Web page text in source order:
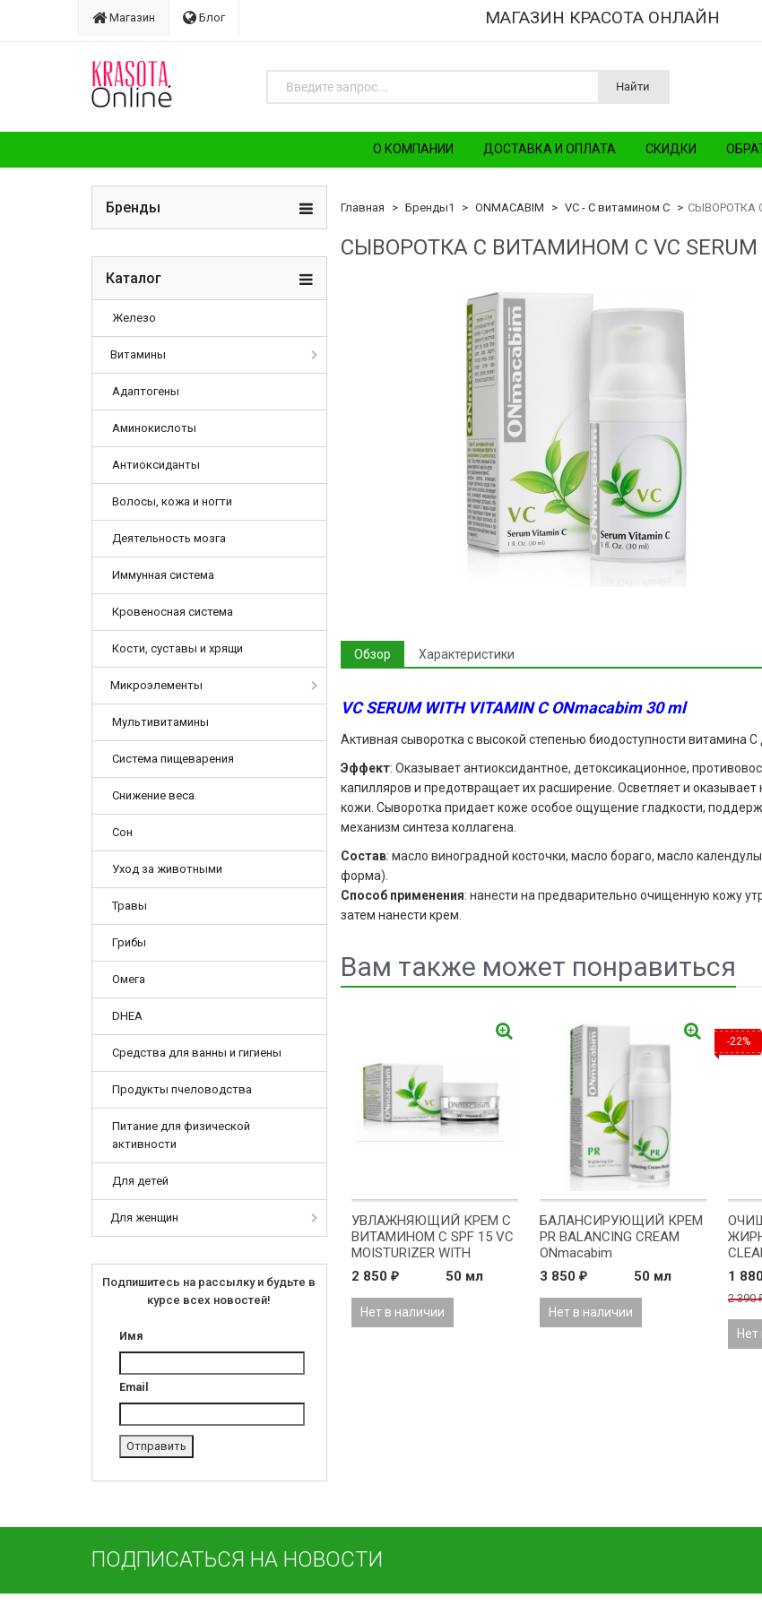
Магазин Блог МАГАЗИН КРАСОТА ОНЛАЙН
Найти
О КОМПАНИИ ДОСТАВКА И ОПЛАТА СКИДКИ
Бренды
Каталог
Железо
Витамины
Адаптогены
Аминокислоты
Антиоксиданты
Волосы, кожа и ногти
Деятельность мозга
Иммунная система
Кровеносная система
Кости, суставы и хрящи
Микроэлементы
Мультивитамины
Система пищеварения
Снижение веса
Сон
Уход за животными
Травы
Грибы
Омега
DHEA
Средства для ванны и гигиены
Продукты пчеловодства
Питание для физической
активности
Для детей
Для женщин
Подпишитесь на рассылку и будьте в
курсе всех новостей!
Имя
Email
Главная Бренды1 ONMACABIM VC - С витамином С СЫВОРОТКА С
СЫВОРОТКА С ВИТАМИНОМ C VC SERUM
Обзор Характеристики
VC SERUM WITH VITAMIN C ONmacabim 30 ml
Активная сыворотка с высокой степенью биодоступности витамина С
Эффект: Оказывает антиоксидантное, детоксикационное,
капилляров и предотвращает их расширение. Осветляет и
кожи. Сыворотка придает коже особое ощущение гладкости,
механизм синтеза коллагена.
Состав: масло виноградной косточки, масло бораго, масло
форма).
Способ применения: нанести на предварительно очищенную кожу
затем нанести крем.
Вам также может понравиться
УВЛАЖНЯЮЩИЙ КРЕМ С
ВИТАМИНОМ C SPF 15 VC
MOISTURIZER WITH
VITAMIN C SPF 15
ONmacabim
2 850 ₽ 50 мл
Нет в наличии
БАЛАНСИРУЮЩИЙ КРЕМ
PR BALANCING CREAM
ONmacabim
3 850 ₽ 50 мл
Нет в наличии
-22%
SKIN
1 880
2 390
Нет
ПОДПИСАТЬСЯ НА НОВОСТИ